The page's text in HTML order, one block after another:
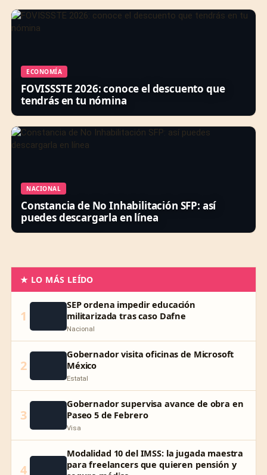
ECONOMÍA
FOVISSSTE 2026: conoce el descuento que
tendrás en tu nómina
NACIONAL
Constancia de No Inhabilitación SFP: así
puedes descargarla en línea
★ LO MÁS LEÍDO
1
SEP ordena impedir educación
militarizada tras caso Dafne
Nacional
2
Gobernador visita oficinas de Microsoft
México
Estatal
3
Gobernador supervisa avance de obra en
Paseo 5 de Febrero
Visa
4
Modalidad 10 del IMSS: la jugada maestra
para freelancers que quieren pensión y